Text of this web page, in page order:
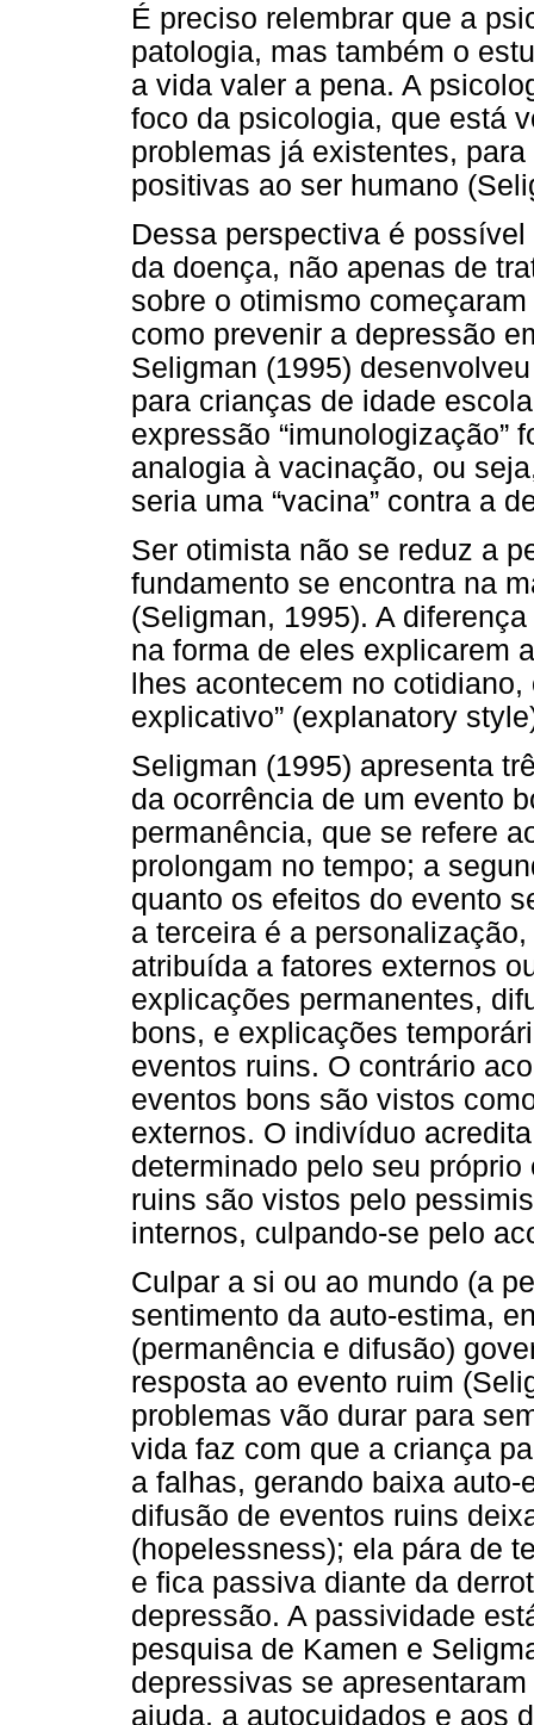
É preciso relembrar que a
patologia, mas também o
a vida valer a pena. A
foco da psicologia, que está
problemas já existentes,
positivas ao ser humano
Dessa perspectiva é
da doença, não apenas de
sobre o otimismo
como prevenir a depressão
Seligman (1995)
para crianças de idade
expressão “imunologização”
analogia à vacinação, ou
seria uma “vacina” contra a
Ser otimista não se reduz a
fundamento se encontra na
(Seligman, 1995). A
na forma de eles explicarem
lhes acontecem no
explicativo” (explanatory
Seligman (1995) apresenta
da ocorrência de um evento
permanência, que se refere
prolongam no tempo; a
quanto os efeitos do evento
a terceira é a
atribuída a fatores externos
explicações permanentes,
bons, e explicações
eventos ruins. O contrário
eventos bons são vistos
externos. O indivíduo
determinado pelo seu
ruins são vistos pelo
internos, culpando-se pelo
Culpar a si ou ao mundo (a
sentimento da auto-estima,
(permanência e difusão)
resposta ao evento ruim
problemas vão durar para
vida faz com que a criança
a falhas, gerando baixa
difusão de eventos ruins
(hopelessness); ela pára de
e fica passiva diante da
depressão. A passividade
pesquisa de Kamen e
depressivas se
ajuda, a autocuidados e aos